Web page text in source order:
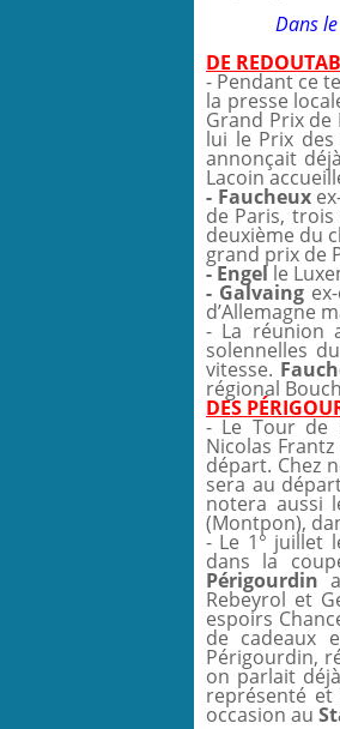
Dans
DE
- Pendant ce
la presse
Grand Prix de
lui le Prix des
annonçait
Lacoin
- Faucheux
de Paris, trois
deuxième du
grand prix de
- Engel le
- Galvaing
d’Allemagne
- La réunion
solennelles
vitesse.
régional
DES PÉ
- Le Tour de
Nicolas
départ. Chez
sera au
notera aussi
(Montpon),
- Le 1° juillet
dans la
Périgourdin
Rebeyrol et
espoirs
de cadeaux
Périgourdin,
on parlait
représenté et
occasion au